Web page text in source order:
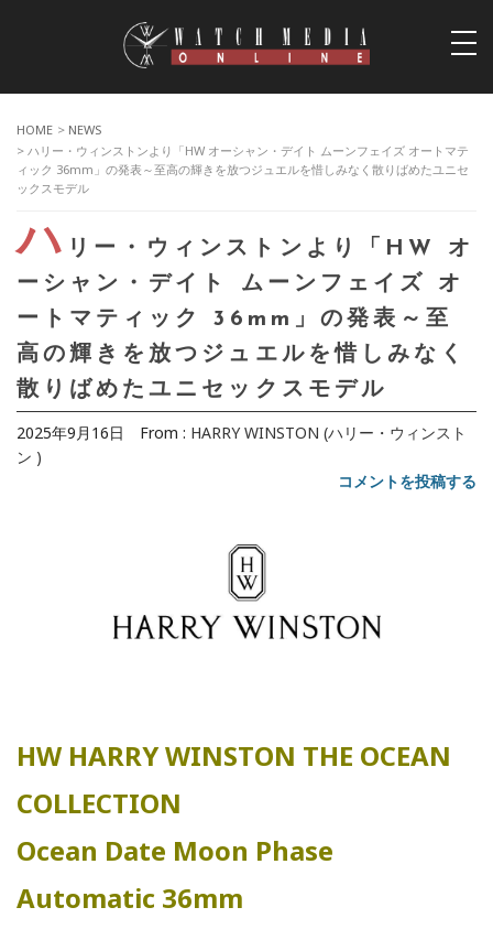
HOME > NEWS
> ハリー・ウィンストンより「HW オーシャン・デイト ムーンフェイズ オートマテ
ィック 36mm」の発表～至高の輝きを放つジュエルを惜しみなく散りばめたユニセ
ックスモデル
ハ リー・ウィンストンより「HW オ
ーシャン・デイト ムーンフェイズ オ
ートマティック 36mm」の発表～至
高の輝きを放つジュエルを惜しみなく
散りばめたユニセックスモデル
2025年9月16日 From : HARRY WINSTON (ハリー・ウィンスト
ン )
コメントを投稿する
HW HARRY WINSTON THE OCEAN
COLLECTION
Ocean Date Moon Phase
Automatic 36mm